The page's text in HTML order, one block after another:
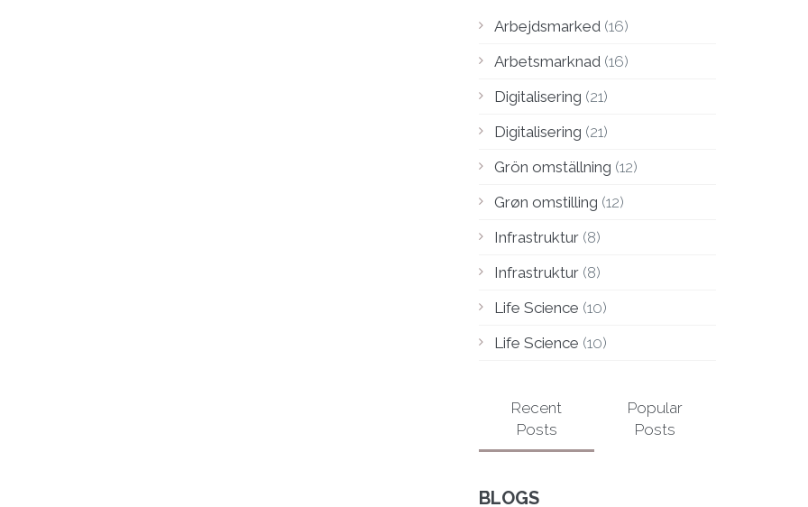
Arbejdsmarked (16)
Arbetsmarknad (16)
Digitalisering (21)
Digitalisering (21)
Grön omställning (12)
Grøn omstilling (12)
Infrastruktur (8)
Infrastruktur (8)
Life Science (10)
Life Science (10)
Recent
Posts
Popular
Posts
BLOGS